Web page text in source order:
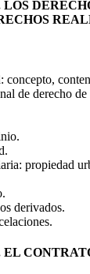
concepto,
de derecho de
propiedad
derivados.